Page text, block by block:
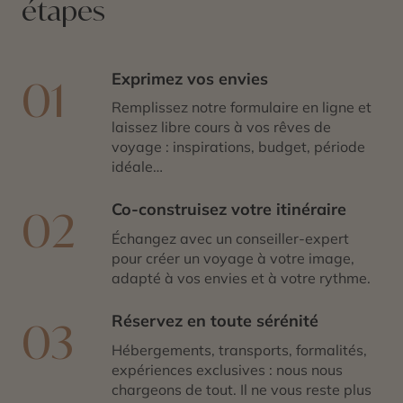
étapes
01 Exprimez vos envies
Remplissez notre formulaire en ligne et
laissez libre cours à vos rêves de
voyage : inspirations, budget, période
idéale…
02 Co-construisez votre itinéraire
Échangez avec un conseiller-expert
pour créer un voyage à votre image,
adapté à vos envies et à votre rythme.
03 Réservez en toute sérénité
Hébergements, transports, formalités,
expériences exclusives : nous nous
chargeons de tout. Il ne vous reste plus